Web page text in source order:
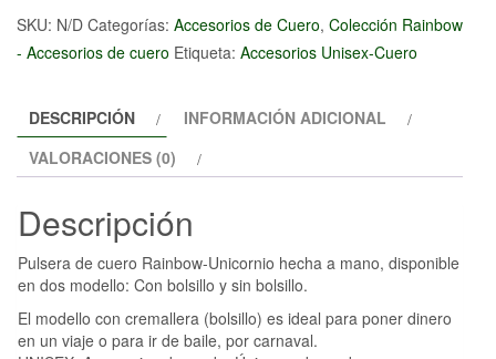
cuero
Rainbow-
SKU: N/D Categorías: Accesorios de Cuero, Colección Rainbow
- Accesorios de cuero Etiqueta: Accesorios Unisex-Cuero
DESCRIPCIÓN
INFORMACIÓN ADICIONAL
VALORACIONES (0)
Descripción
Pulsera de cuero Rainbow-Unicornio hecha a mano, disponible
en dos modello: Con bolsillo y sin bolsillo.
El modello con cremallera (bolsillo) es ideal para poner dinero
en un viaje o para ir de baile, por carnaval.